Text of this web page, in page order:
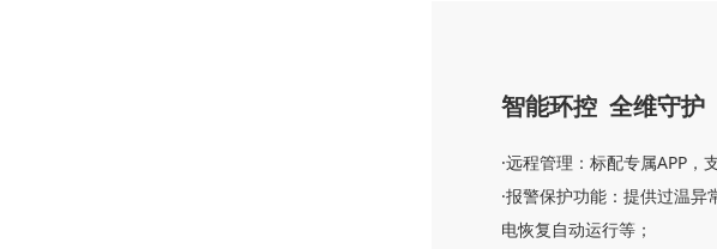
智能环控 全维守护
·远程管理：标配专属APP，
·报警保护功能：提供过温
电恢复自动运行等；